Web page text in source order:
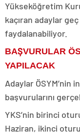
Yükseköğretim
kaçıran adaylar
faydalanabiliyor.
BAŞVURULAR
YAPILACAK
Adaylar
başvurularını
YKS’nin birinci
Haziran, ikinci